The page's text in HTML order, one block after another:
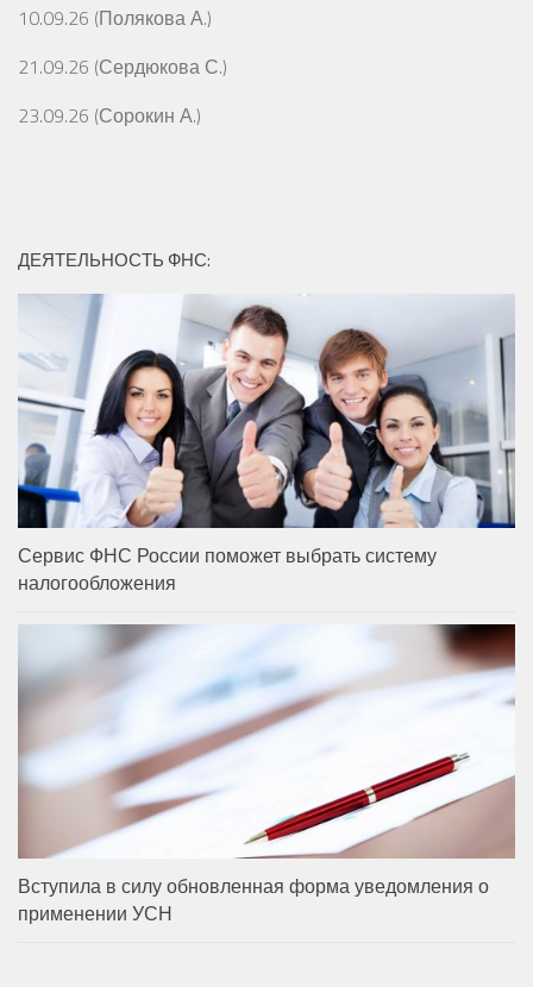
10.09.26 (Полякова А.)
21.09.26 (Сердюкова С.)
23.09.26 (Сорокин А.)
ДЕЯТЕЛЬНОСТЬ ФНС:
Сервис ФНС России поможет выбрать систему
налогообложения
Вступила в силу обновленная форма уведомления о
применении УСН